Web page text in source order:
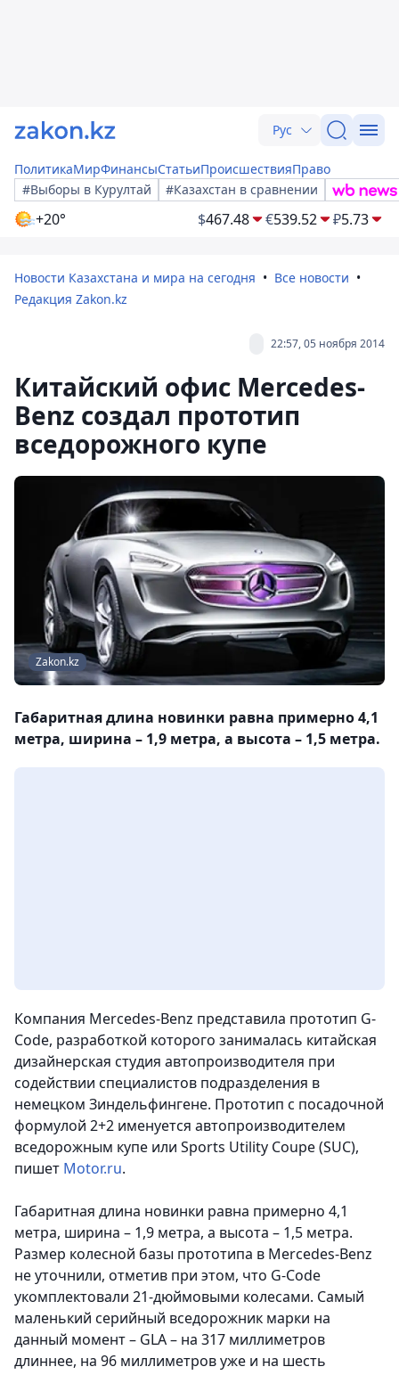
Рус
ПолитикаМирФинансыСтатьиПроисшествияПраво
#Выборы в Курултай
#Казахстан в сравнении
+20° $467.48 €539.52 ₽5.73
Новости Казахстана и мира на сегодня
Все новости
Редакция Zakon.kz
22:57, 05 ноября 2014
Китайский офис Mercedes-
Benz создал прототип
вседорожного купе
Zakon.kz
Габаритная длина новинки равна примерно 4,1
метра, ширина – 1,9 метра, а высота – 1,5 метра.
Компания Mercedes-Benz представила прототип G-
Code, разработкой которого занималась китайская
дизайнерская студия автопроизводителя при
содействии специалистов подразделения в
немецком Зиндельфингене. Прототип с посадочной
формулой 2+2 именуется автопроизводителем
вседорожным купе или Sports Utility Coupe (SUC),
пишет Motor.ru.
Габаритная длина новинки равна примерно 4,1
метра, ширина – 1,9 метра, а высота – 1,5 метра.
Размер колесной базы прототипа в Mercedes-Benz
не уточнили, отметив при этом, что G-Code
укомплектовали 21-дюймовыми колесами. Самый
маленький серийный вседорожник марки на
данный момент – GLA – на 317 миллиметров
длиннее, на 96 миллиметров уже и на шесть